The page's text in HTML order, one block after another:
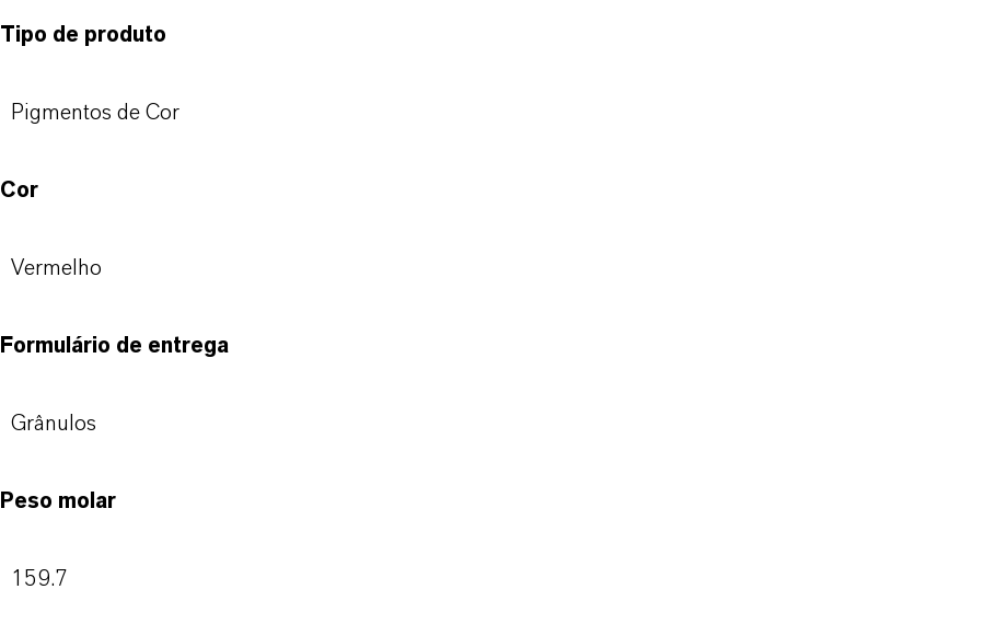
Tipo de produto
Pigmentos de Cor
Cor
Vermelho
Formulário de entrega
Grânulos
Peso molar
159.7